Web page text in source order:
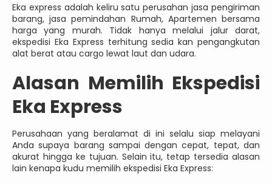
Eka express adalah keliru satu perusahan jasa pengiriman
barang, jasa pemindahan Rumah, Apartemen bersama
harga yang murah. Tidak hanya melalui jalur darat,
ekspedisi Eka Express terhitung sedia kan pengangkutan
alat berat atau cargo lewat laut dan udara.
Alasan Memilih Ekspedisi
Eka Express
Perusahaan yang beralamat di ini selalu siap melayani
Anda supaya barang sampai dengan cepat, tepat, dan
akurat hingga ke tujuan. Selain itu, tetap tersedia alasan
lain kenapa kudu memilih ekspedisi Eka Express: